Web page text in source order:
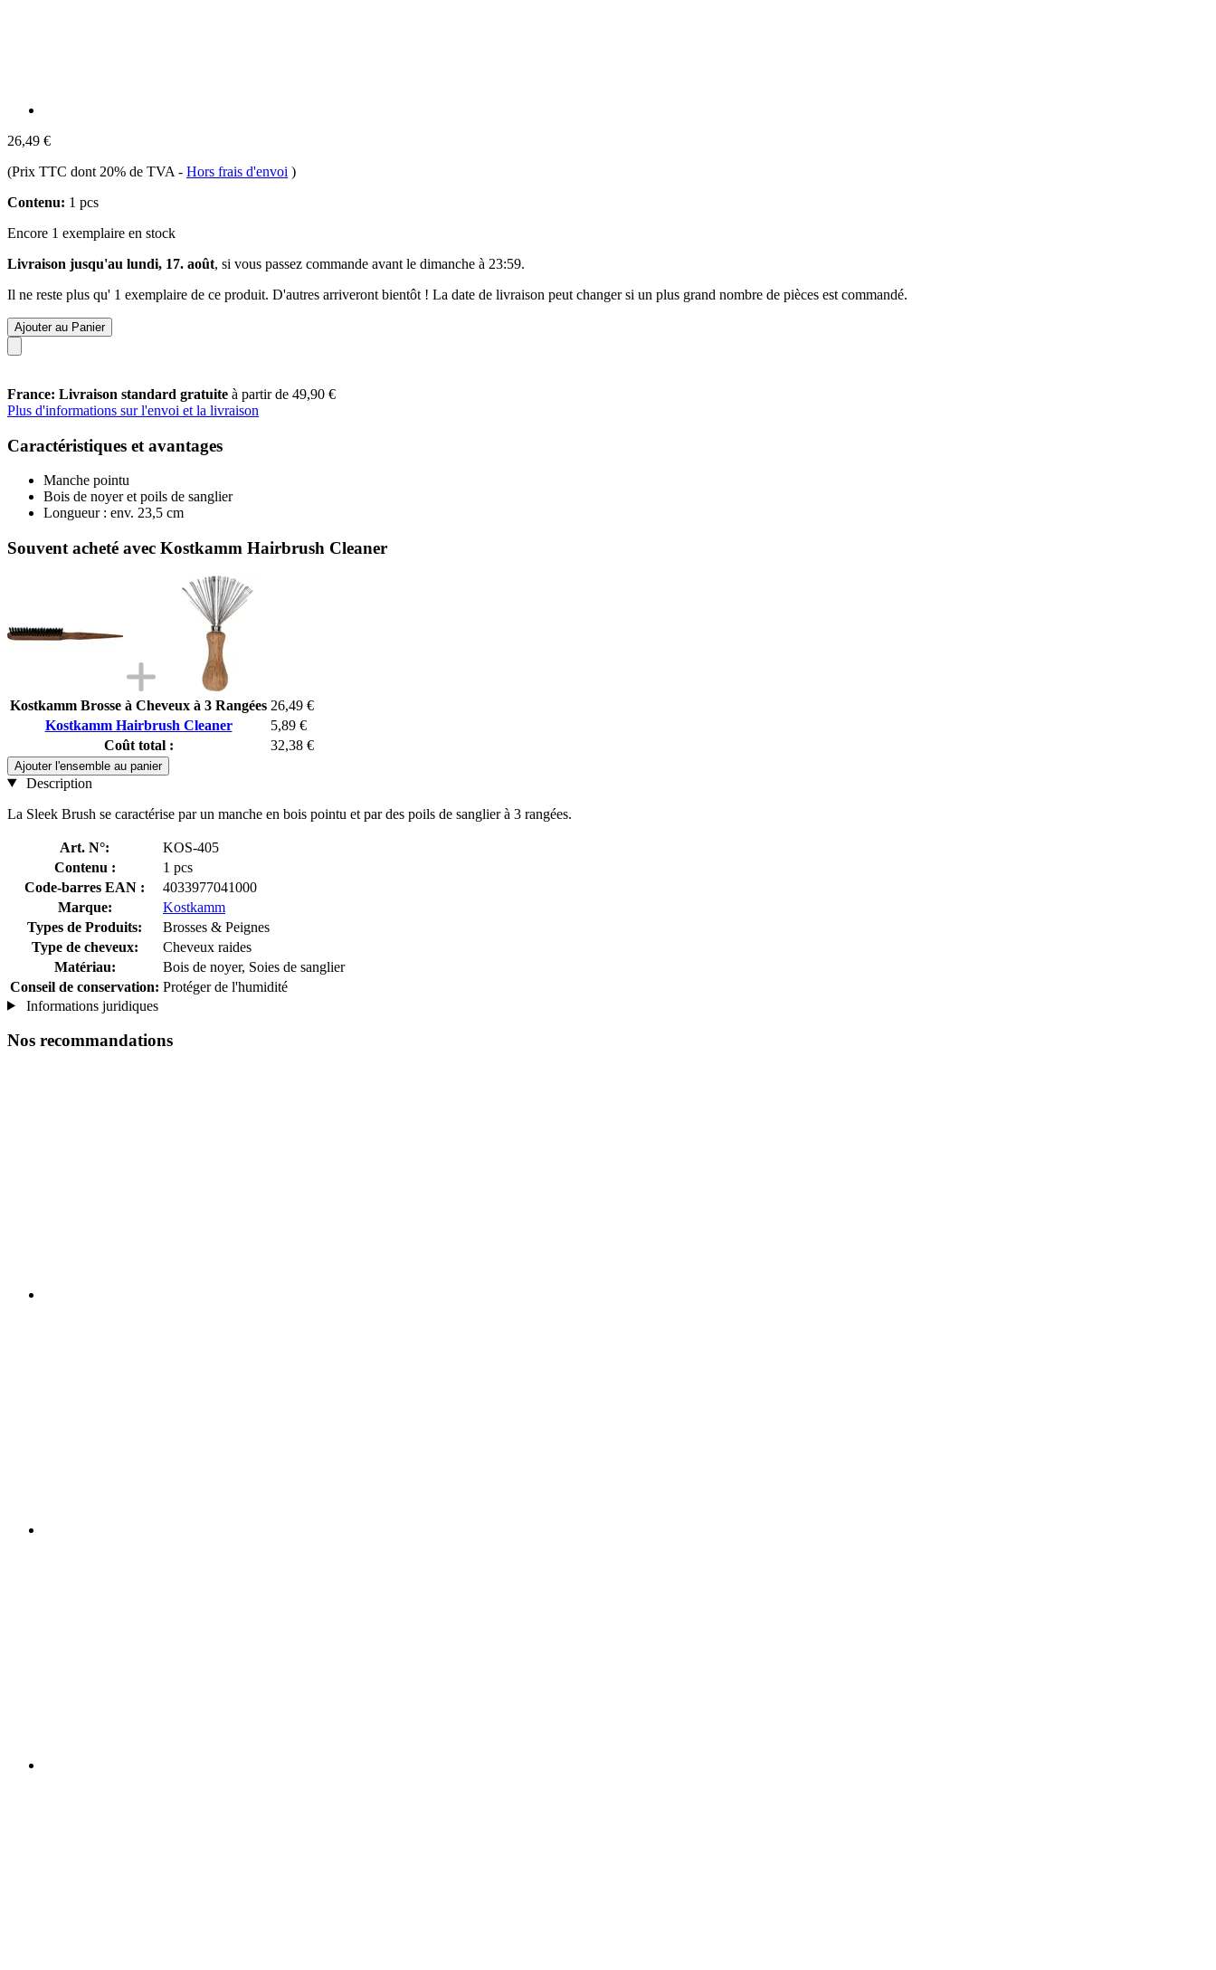
26,49 €
(Prix TTC dont 20% de TVA - Hors frais d'envoi )
Contenu: 1 pcs
Encore 1 exemplaire en stock
Livraison jusqu'au lundi, 17. août, si vous passez commande avant le dimanche à 23:59.
Il ne reste plus qu' 1 exemplaire de ce produit. D'autres arriveront bientôt ! La date de livraison peut changer si un plus grand nombre de pièces est commandé.
Ajouter au Panier
France: Livraison standard gratuite à partir de 49,90 €
Plus d'informations sur l'envoi et la livraison
Caractéristiques et avantages
Manche pointu
Bois de noyer et poils de sanglier
Longueur : env. 23,5 cm
Souvent acheté avec Kostkamm Hairbrush Cleaner
Kostkamm Brosse à Cheveux à 3 Rangées 26,49 €
Kostkamm Hairbrush Cleaner
5,89 €
Coût total :
32,38 €
Ajouter l'ensemble au panier
Description
La Sleek Brush se caractérise par un manche en bois pointu et par des poils de sanglier à 3 rangées.
Art. N°:
KOS-405
Contenu :
1 pcs
Code-barres EAN :
4033977041000
Marque:
Kostkamm
Types de Produits:
Brosses & Peignes
Type de cheveux:
Cheveux raides
Matériau:
Bois de noyer, Soies de sanglier
Conseil de conservation: Protéger de l'humidité
Informations juridiques
Nos recommandations